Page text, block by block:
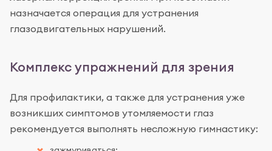
назначается операция для устранения
глазодвигательных нарушений.
Комплекс упражнений для зрения
Для профилактики, а также для устранения уже
возникших симптомов утомляемости глаз
рекомендуется выполнять несложную гимнастику: